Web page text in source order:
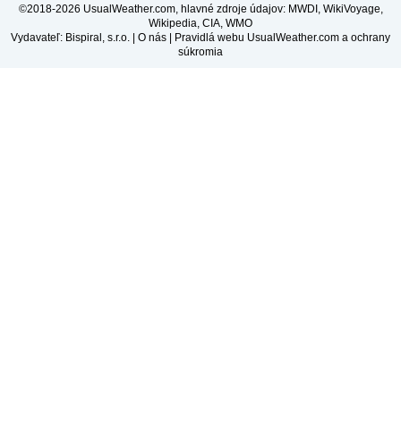
©2018-2026 UsualWeather.com, hlavné zdroje údajov: MWDI, WikiVoyage,
Wikipedia, CIA, WMO
Vydavateľ: Bispiral, s.r.o. | O nás | Pravidlá webu UsualWeather.com a ochrany
súkromia